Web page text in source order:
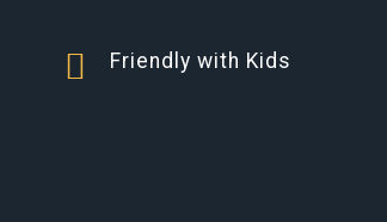
Friendly with Kids